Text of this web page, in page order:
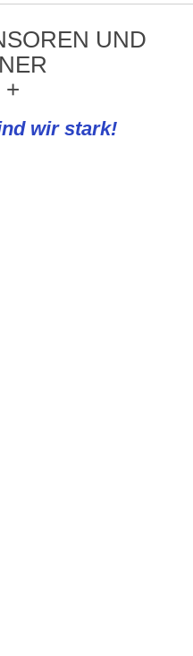
UND
+
wir stark!